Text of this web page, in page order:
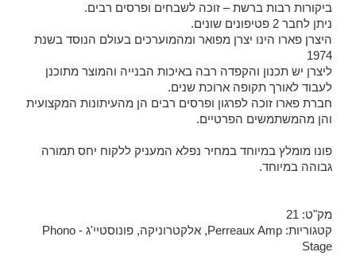
ביקורות רבות ברשת – זוכה לשבחים ופרסים רבים.
ניתן לחבר 2 פטיפונים שונים.
היצרן פארו הינו יצרן מפואר ומהמוערכים בעולם הנוסד בשנת
1974
ליצרן יש תכנון והקפדה רבה באיכות הבנייה והמוצר מתוכנן
לעבוד לאורך תקופה ארוכת שנים.
חברת פארו זוכה לפרגון ופרסים רבים הן מהעיתונות המקצועית
והן מהמשתמשים הפרטיים.
פונו מומלץ במיוחד במחיר נפלא המעניק ללקוח יחס תמורה
גבוהה במיוחד.
מק"ט: 21
קטגוריות: Perreaux Amp
, אלקטרוניקה,
פונוסטיי'ג - Phono
Stage